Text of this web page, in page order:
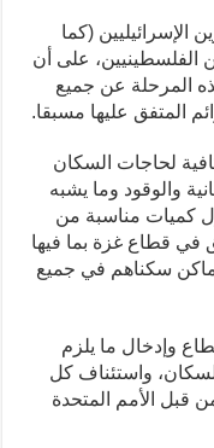
الإسرائيليين (كما
الفلسطينيين، على أن
المرحلة عن جميع
المتفق عليها مسبقا.
لحاجات السكان
والوقود وما يشبه
كميات مناسبة من
في قطاع غزة بما فيها
سكناهم في جميع
وإدخال ما يلزم
واستئناف كل
قبل الأمم المتحدة